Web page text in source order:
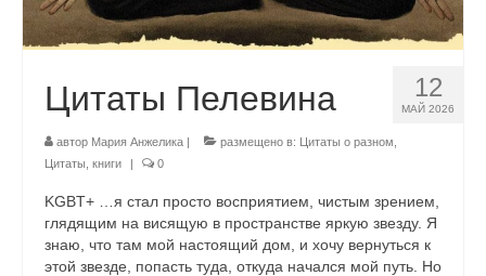
Йога-фото и видео
Учение Дона Хуана
Услуги
Психотерапия
Энергетическая сепарация – гармонизация
связей
12
МАЙ 2026
Цитаты Пелевина
автор Мария Анжелика | размещено в: Цитаты о разном
Цитаты, книги
| 0
KGBT+ …я стал просто восприятием, чистым зрением,
глядящим на висящую в пространстве яркую звезду. Я
знаю, что там мой настоящий дом, и хочу вернуться к
этой звезде, попасть туда, откуда начался мой путь. Но